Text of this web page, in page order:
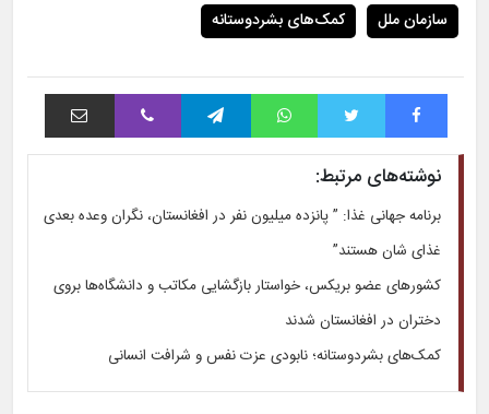
سازمان ملل
کمک‌های بشردوستانه
فیس بوک توییتر واتس آپ تلگرام وایبر اشتراک با ایمیل
نوشته‌های مرتبط:
برنامه جهانی غذا: ” پانزده میلیون نفر در افغانستان، نگران وعده بعدی
غذای شان هستند”
کشورهای عضو بریکس، خواستار بازگشایی مکاتب و دانشگاه‌ها بروی
دختران در افغانستان شدند
کمک‌های بشردوستانه؛ نابودی عزت نفس و شرافت انسانی